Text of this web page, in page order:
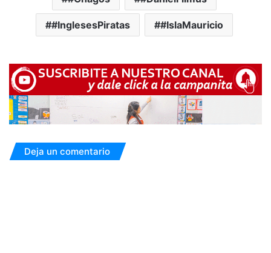
#InglesesPiratas #IslaMauricio
Deja un comentario